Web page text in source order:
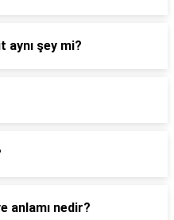
şey mi?
anlamı nedir?